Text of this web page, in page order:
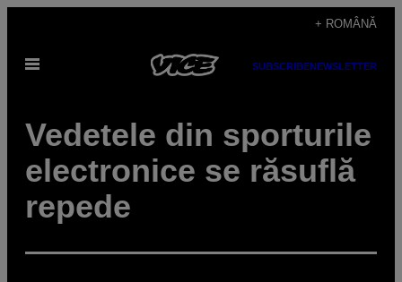
content
+ ROMÂNĂ
Open
SUBSCRIBENEWSLETTER
Vedetele din sporturile
electronice se răsuflă
repede